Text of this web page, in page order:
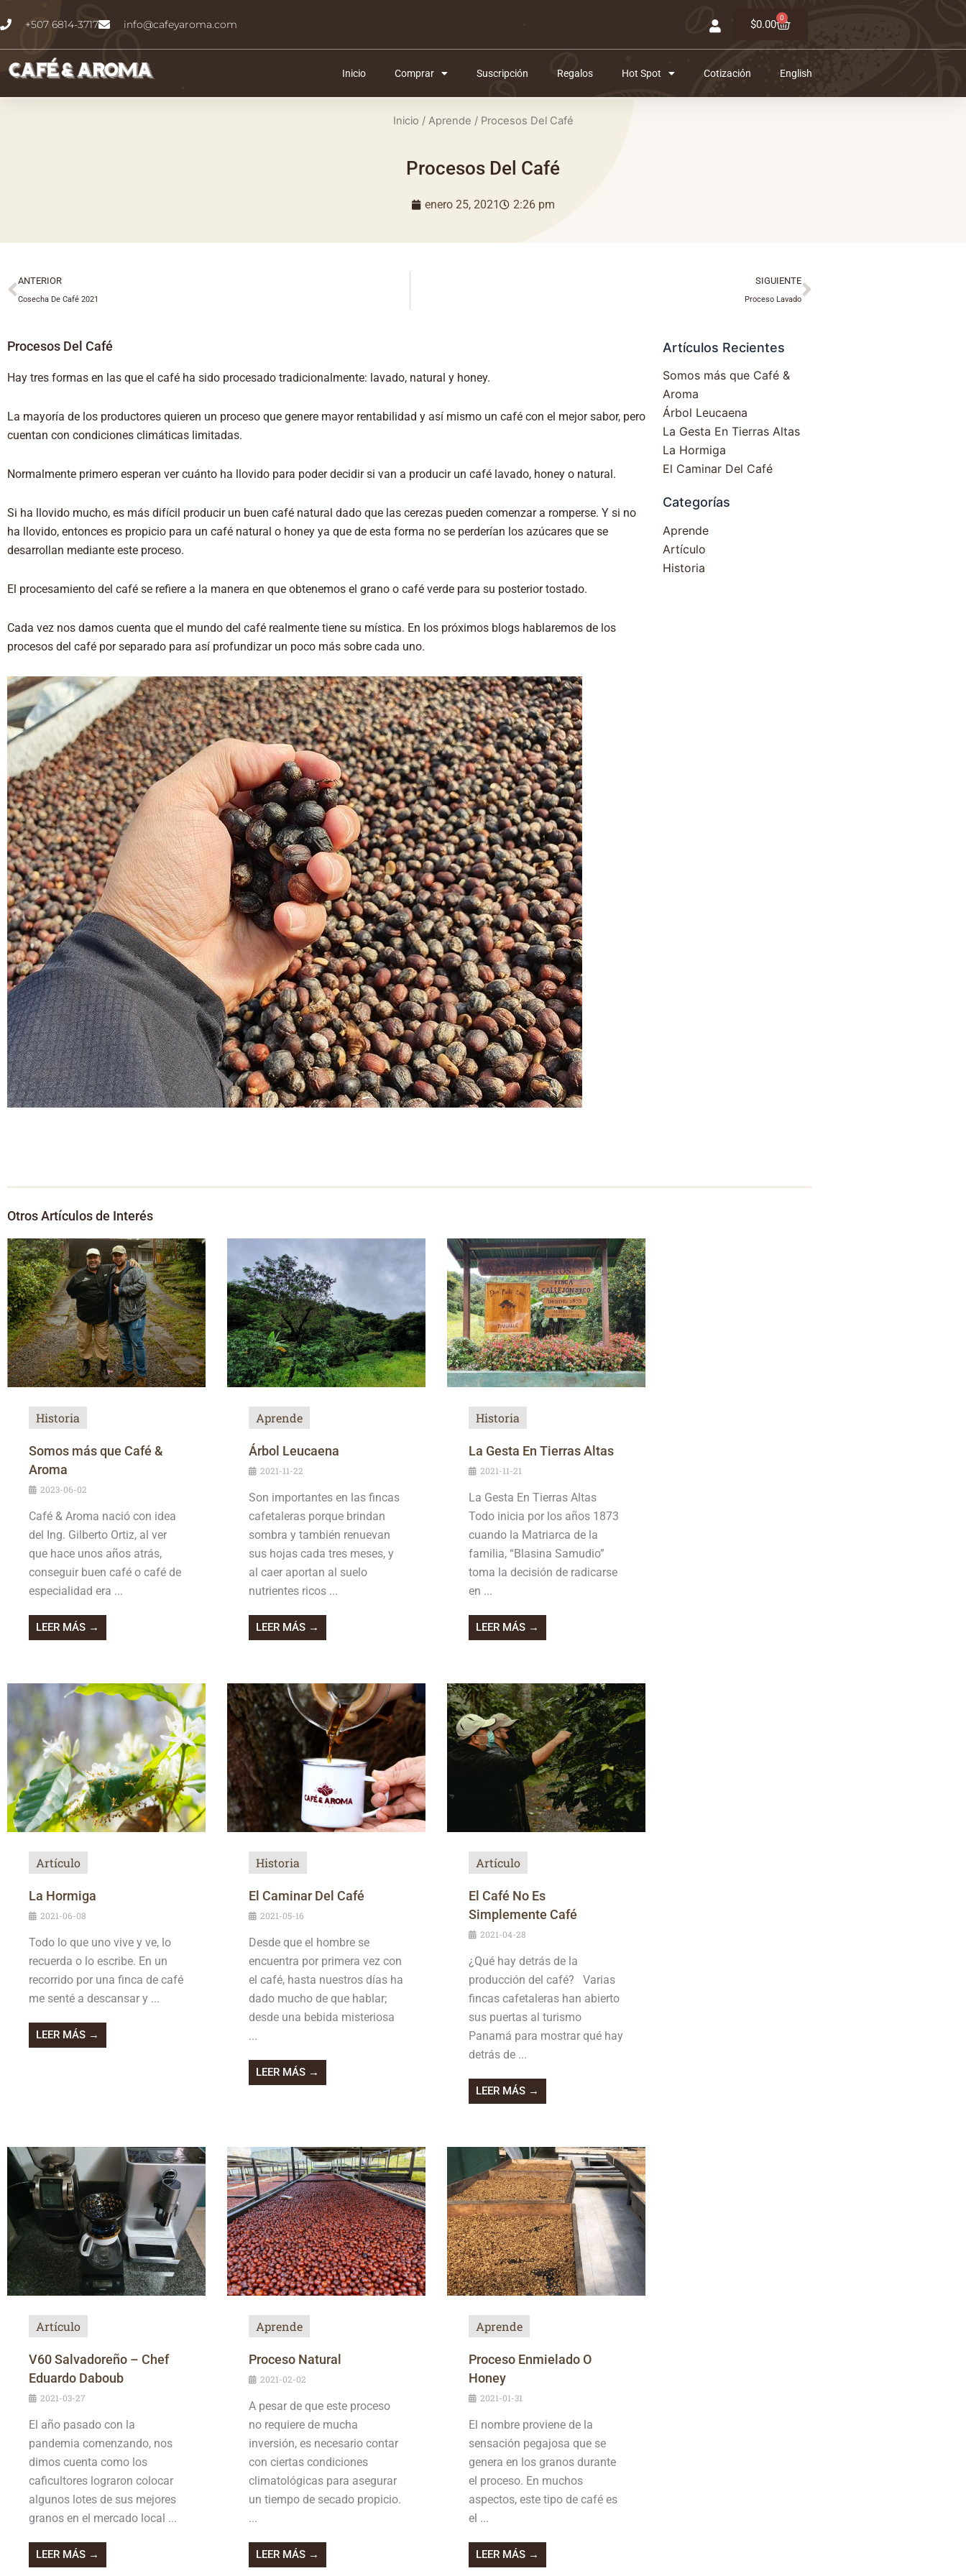
al
contenido
+507 6814-3717 info@cafeyaroma.com $0.00 0
Carrito
Inicio Comprar Suscripción Regalos Hot Spot Cotización English
Inicio / Aprende / Procesos Del Café
Procesos Del Café
enero 25, 2021 2:26 pm
Ant
ANTERIOR
Cosecha De Café 2021
SIGUIENTE
Proceso Lavado
Siguiente
Procesos Del Café
Hay tres formas en las que el café ha sido procesado tradicionalmente: lavado, natural y honey.
La mayoría de los productores quieren un proceso que genere mayor rentabilidad y así mismo un café con el mejor sabor, pero
cuentan con condiciones climáticas limitadas.
Normalmente primero esperan ver cuánto ha llovido para poder decidir si van a producir un café lavado, honey o natural.
Si ha llovido mucho, es más difícil producir un buen café natural dado que las cerezas pueden comenzar a romperse. Y si no
ha llovido, entonces es propicio para un café natural o honey ya que de esta forma no se perderían los azúcares que se
desarrollan mediante este proceso.
El procesamiento del café se refiere a la manera en que obtenemos el grano o café verde para su posterior tostado.
Cada vez nos damos cuenta que el mundo del café realmente tiene su mística. En los próximos blogs hablaremos de los
procesos del café por separado para así profundizar un poco más sobre cada uno.
Artículos Recientes
Somos más que Café &
Aroma
Árbol Leucaena
La Gesta En Tierras Altas
La Hormiga
El Caminar Del Café
Categorías
Aprende
Artículo
Historia
Otros Artículos de Interés
Historia
Somos más que Café &
Aroma
2023-06-02
Café & Aroma nació con idea
del Ing. Gilberto Ortiz, al ver
que hace unos años atrás,
conseguir buen café o café de
especialidad era ...
LEER MÁS →
Aprende
Árbol Leucaena
2021-11-22
Son importantes en las fincas
cafetaleras porque brindan
sombra y también renuevan
sus hojas cada tres meses, y
al caer aportan al suelo
nutrientes ricos ...
LEER MÁS →
Historia
La Gesta En Tierras Altas
2021-11-21
La Gesta En Tierras Altas
Todo inicia por los años 1873
cuando la Matriarca de la
familia, “Blasina Samudio”
toma la decisión de radicarse
en ...
LEER MÁS →
Artículo
La Hormiga
2021-06-08
Todo lo que uno vive y ve, lo
recuerda o lo escribe. En un
recorrido por una finca de café
me senté a descansar y ...
LEER MÁS →
Historia
El Caminar Del Café
2021-05-16
Desde que el hombre se
encuentra por primera vez con
el café, hasta nuestros días ha
dado mucho de que hablar;
desde una bebida misteriosa
...
LEER MÁS →
Artículo
El Café No Es
Simplemente Café
2021-04-28
¿Qué hay detrás de la
producción del café? Varias
fincas cafetaleras han abierto
sus puertas al turismo
Panamá para mostrar qué hay
detrás de ...
LEER MÁS →
Artículo
V60 Salvadoreño – Chef
Eduardo Daboub
2021-03-27
El año pasado con la
pandemia comenzando, nos
dimos cuenta como los
caficultores lograron colocar
algunos lotes de sus mejores
granos en el mercado local ...
LEER MÁS →
Aprende
Proceso Natural
2021-02-02
A pesar de que este proceso
no requiere de mucha
inversión, es necesario contar
con ciertas condiciones
climatológicas para asegurar
un tiempo de secado propicio.
...
LEER MÁS →
Aprende
Proceso Enmielado O
Honey
2021-01-31
El nombre proviene de la
sensación pegajosa que se
genera en los granos durante
el proceso. En muchos
aspectos, este tipo de café es
el ...
LEER MÁS →